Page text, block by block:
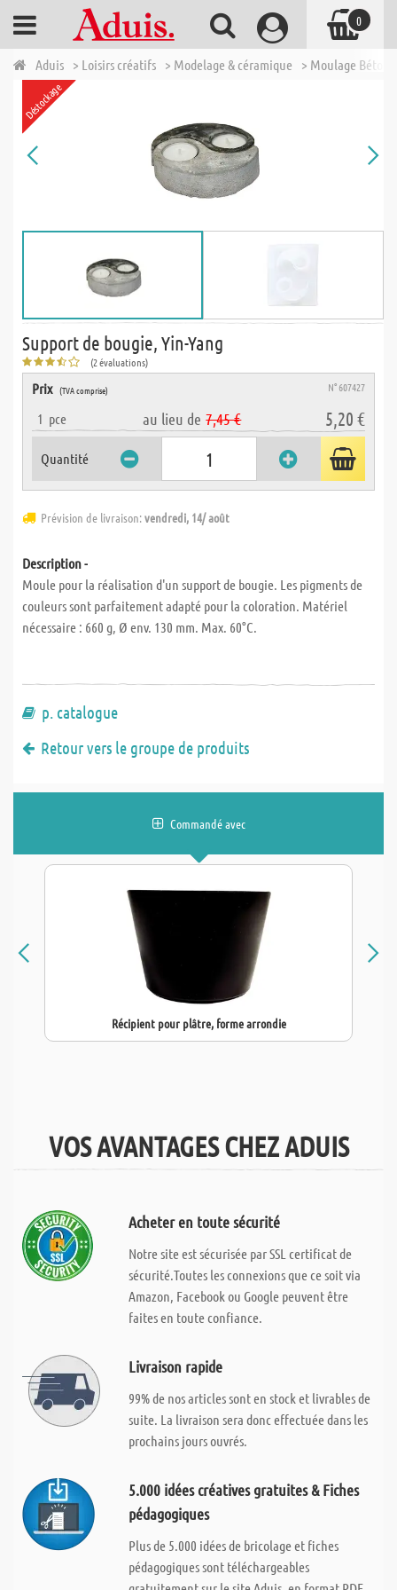
Aduis > Loisirs créatifs > Modelage & céramique > Moulage Béton
Déstockage
Support de bougie, Yin-Yang
(2 évaluations)
Prix (TVA comprise) N° 607427
1 pce au lieu de 7,45 € 5,20 €
Quantité
Prévision de livraison:vendredi, 14/ août
Description -
Moule pour la réalisation d'un support de bougie. Les pigments de
couleurs sont parfaitement adapté pour la coloration. Matériel
nécessaire : 660 g, Ø env. 130 mm. Max. 60°C.
p. catalogue
Retour vers le groupe de produits
Commandé avec
Récipient pour plâtre, forme arrondie
VOS AVANTAGES CHEZ ADUIS
Acheter en toute sécurité
Notre site est sécurisée par SSL certificat de
sécurité.Toutes les connexions que ce soit via
Amazon, Facebook ou Google peuvent être
faites en toute confiance.
Livraison rapide
99% de nos articles sont en stock et livrables de
suite. La livraison sera donc effectuée dans les
prochains jours ouvrés.
5.000 idées créatives gratuites & Fiches
pédagogiques
Plus de 5.000 idées de bricolage et fiches
pédagogiques sont téléchargeables
0